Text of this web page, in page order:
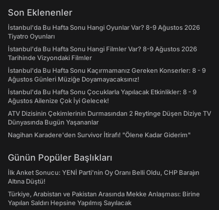
Son Eklenenler
İstanbul'da Bu Hafta Sonu Hangi Oyunlar Var? 8-9 Ağustos 2026
Tiyatro Oyunları
İstanbul'da Bu Hafta Sonu Hangi Filmler Var? 8-9 Ağustos 2026
Tarihinde Vizyondaki Filmler
İstanbul'da Bu Hafta Sonu Kaçırmamanız Gereken Konserler: 8 - 9
Ağustos Günleri Müziğe Doyamayacaksınız!
İstanbul'da Bu Hafta Sonu Çocuklarla Yapılacak Etkinlikler: 8 - 9
Ağustos Ailenize Çok İyi Gelecek!
ATV Dizisinin Çekimlerinin Durmasından 2 Reytinge Düşen Diziye TV
Dünyasında Bugün Yaşananlar
Nagihan Karadere'den Survivor İtirafı! "Ölene Kadar Giderim"
Günün Popüler Başlıkları
İlk Anket Sonucu: YENİ Parti'nin Oy Oranı Belli Oldu, CHP Barajın
Altına Düştü!
Türkiye, Arabistan ve Pakistan Arasında Mekke Anlaşması: Birine
Yapılan Saldırı Hepsine Yapılmış Sayılacak